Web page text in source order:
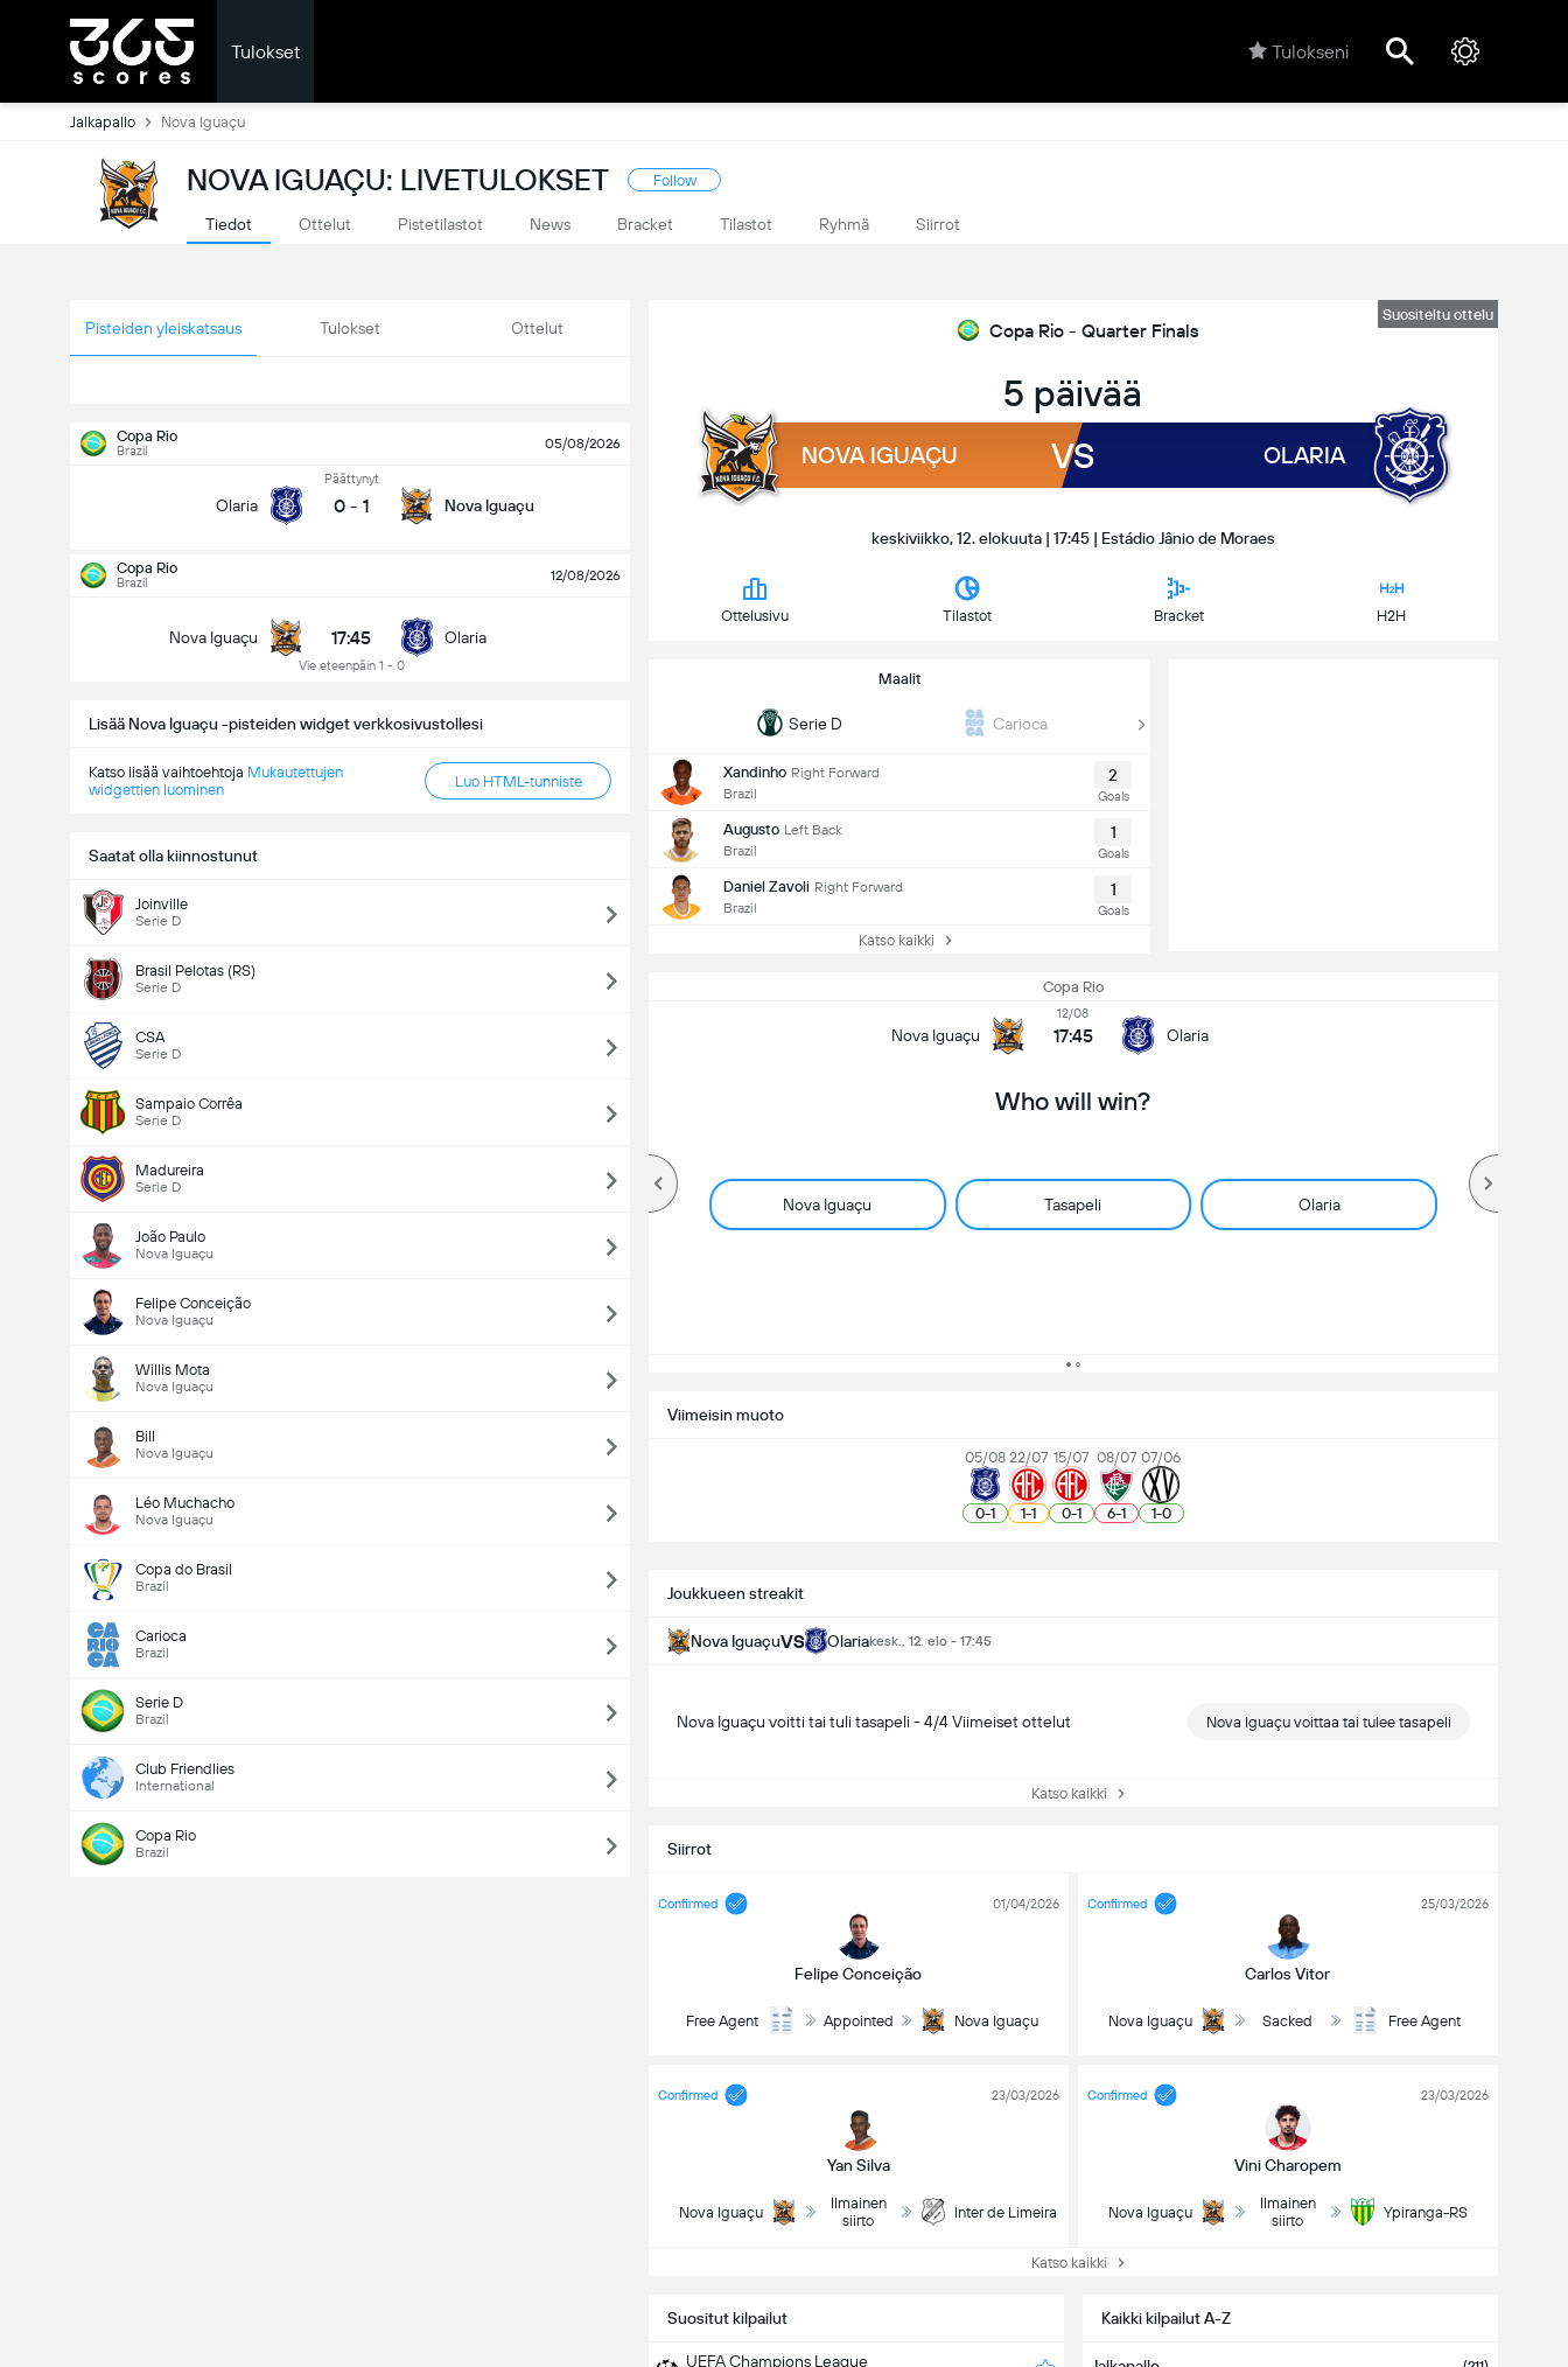
Tulokset Tulokseni
Jalkapallo Nova Iguaçu
NOVA IGUAÇU: LIVETULOKSET Follow
Tiedot Ottelut Pistetilastot News Bracket Tilastot Ryhmä Siirrot
Pisteiden yleiskatsaus Tulokset Ottelut
Copa Rio
Brazil 05/08/2026
Olaria
Päättynyt
0 - 1 Nova Iguaçu
Copa Rio
Brazil 12/08/2026
Nova Iguaçu 17:45
Vie eteenpäin 1 - 0
Olaria
Lisää Nova Iguaçu -pisteiden widget verkkosivustollesi
Katso lisää vaihtoehtoja Mukautettujen
widgettien luominen
Luo HTML-tunniste
Saatat olla kiinnostunut
Joinville
Serie D
Brasil Pelotas (RS)
Serie D
CSA
Serie D
Sampaio Corrêa
Serie D
Madureira
Serie D
João Paulo
Nova Iguaçu
Felipe Conceição
Nova Iguaçu
Willis Mota
Nova Iguaçu
Bill
Nova Iguaçu
Léo Muchacho
Nova Iguaçu
Copa do Brasil
Brazil
Carioca
Brazil
Serie D
Brazil
Club Friendlies
International
Copa Rio
Brazil
Suositeltu ottelu
Copa Rio - Quarter Finals
5 päivää
NOVA IGUAÇU VS OLARIA
keskiviikko, 12. elokuuta | 17:45 | Estádio Jânio de Moraes
Ottelusivu Tilastot Bracket H2H
Maalit
Serie D Carioca
Xandinho Right Forward
Brazil
2
Goals
Augusto Left Back
Brazil
1
Goals
Daniel Zavoli Right Forward
Brazil
1
Goals
Katso kaikki
Copa Rio
Nova Iguaçu
12/08
17:45 Olaria
Who will win?
Nova Iguaçu Tasapeli Olaria
Nova Iguaçu
Ottelussa maaleja yhteensä (2.5)
Alle
Viimeisin muoto
05/08
0-1
22/07
1-1
15/07
0-1
08/07
6-1
07/06
1-0
Joukkueen streakit
Nova IguaçuVS Olariakesk., 12. elo - 17:45
Nova Iguaçu voitti tai tuli tasapeli - 4/4 Viimeiset ottelut Nova Iguaçu voittaa tai tulee tasapeli
Katso kaikki
Siirrot
Confirmed
Felipe Conceição
01/04/2026
Free Agent Appointed Nova Iguaçu
Confirmed
Carlos Vitor
25/03/2026
Nova Iguaçu Sacked Free Agent
Confirmed
Yan Silva
23/03/2026
Nova Iguaçu
Ilmainen
siirto
Inter de Limeira
Confirmed
Vini Charopem
23/03/2026
Nova Iguaçu
Ilmainen
siirto
Ypiranga-RS
Katso kaikki
Suositut kilpailut
UEFA Champions League
Kaikki kilpailut A-Z